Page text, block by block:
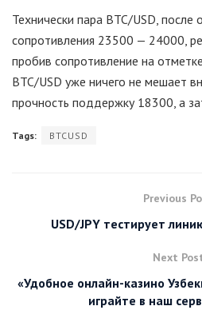
Технически пара BTC/USD, после
сопротивления 23500 — 24000,
пробив сопротивление на
BTC/USD уже ничего не мешает
прочность поддержку 18300, а
Tags: BTCUSD
Previous
USD/JPY тестирует
Next
«Удобное онлайн-казино
играйте в наш